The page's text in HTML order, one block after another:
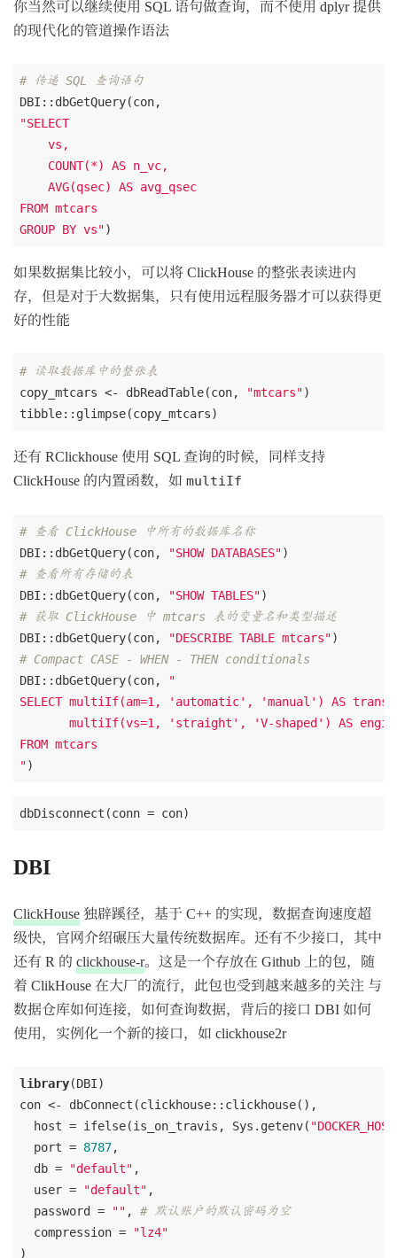
你当然可以继续使用 SQL 语句做查询，而不使用 dplyr 提供
的现代化的管道操作语法
# 传递 SQL 查询语句
"SELECT
    vs,
    COUNT(*) AS n_vc,
    AVG(qsec) AS avg_qsec
FROM mtcars
GROUP BY vs"
如果数据集比较小，可以将 ClickHouse 的整张表读进内
存，但是对于大数据集，只有使用远程服务器才可以获得更
好的性能
# 读取数据库中的整张表
copy_mtcars <- dbReadTable(con,
"mtcars")
还有 RClickhouse 使用 SQL 查询的时候，同样支持
ClickHouse 的内置函数，如 multiIf
# 查看 ClickHouse 中所有的数据库名称
DBI::dbGetQuery(con,
"SHOW DATABASES"
# 查看所有存储的表
DBI::dbGetQuery(con,
"SHOW TABLES"
# 获取 ClickHouse 中 mtcars 表的变量名和类型描述
DBI::dbGetQuery(con,
"DESCRIBE TABLE mtcars"
# Compact CASE - WHEN - THEN conditionals
DBI::dbGetQuery(con,
"
SELECT multiIf(am=1, 'automatic', 'manual') AS
multiIf(vs=1, 'straight', 'V-shaped') AS
FROM mtcars
"
DBI
ClickHouse独辟蹊径，基于 C++ 的实现，数据查询速度超
级快，官网介绍碾压大量传统数据库。还有不少接口，其中
还有 R 的 clickhouse-r。这是一个存放在 Github 上的包，随
着 ClikHouse 在大厂的流行，此包也受到越来越多的关注 与
数据仓库如何连接，如何查询数据，背后的接口 DBI 如何
使用，实例化一个新的接口，如 clickhouse2r
library(DBI)
con <- dbConnect(clickhouse::clickhouse(),
  host = ifelse(is_on_travis, Sys.getenv(
  port =
8787,
  db =
"default" ,
  user =
"default" ,
  password =
"" , # 默认账户的默认密码为空
  compression =
"lz4"